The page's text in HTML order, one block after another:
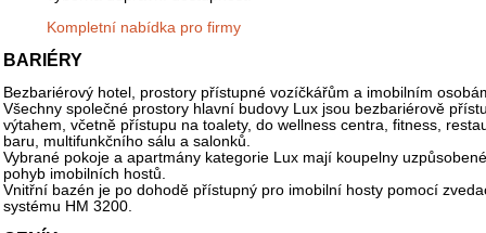
Kompletní nabídka pro firmy
BARIÉRY
Bezbariérový hotel, prostory přístupné vozíčkářům a imobilním
Všechny společné prostory hlavní budovy Lux jsou bezbariérově
výtahem, včetně přístupu na toalety, do wellness centra, fitness,
baru, multifunkčního sálu a salonků.
Vybrané pokoje a apartmány kategorie Lux mají koupelny
pohyb imobilních hostů.
Vnitřní bazén je po dohodě přístupný pro imobilní hosty pomocí
systému HM 3200.